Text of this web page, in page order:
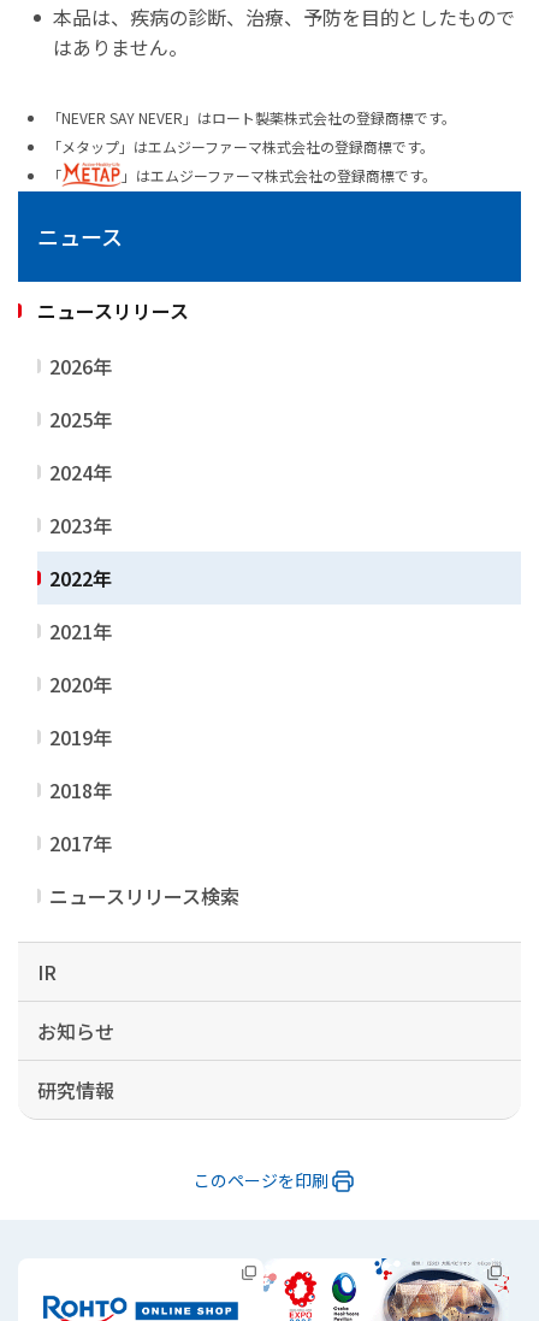
本品は、疾病の診断、治療、予防を目的としたもので
はありません。
「NEVER SAY NEVER」はロート製薬株式会社の登録商標です。
「メタップ」はエムジーファーマ株式会社の登録商標です。
「
」はエムジーファーマ株式会社の登録商標です。
ニュース
ニュースリリース
2026年
2025年
2024年
2023年
2022年
2021年
2020年
2019年
2018年
2017年
ニュースリリース検索
IR
お知らせ
研究情報
このページを印刷